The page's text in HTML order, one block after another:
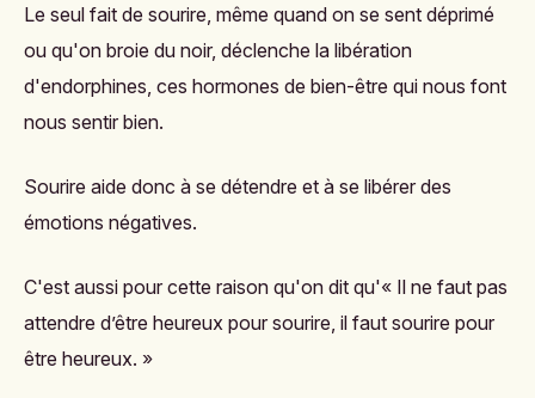
Le seul fait de sourire, même quand on se sent déprimé
ou qu'on broie du noir, déclenche la libération
d'endorphines, ces hormones de bien-être qui nous font
nous sentir bien.
Sourire aide donc à se détendre et à se libérer des
émotions négatives.
C'est aussi pour cette raison qu'on dit qu'« Il ne faut pas
attendre d’être heureux pour sourire, il faut sourire pour
être heureux. »